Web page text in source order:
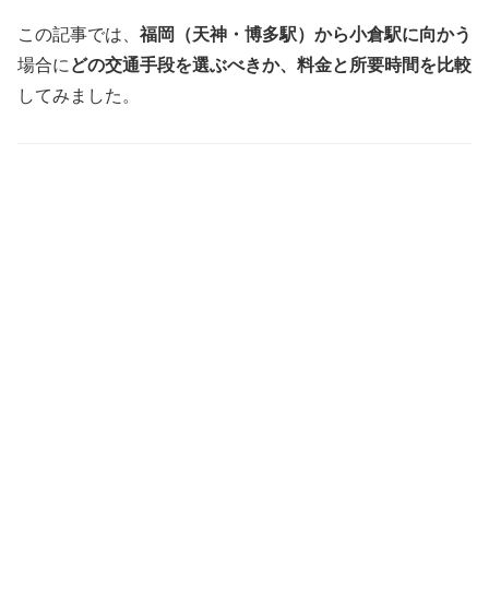
この記事では、 福岡（天神・博多駅）から小倉駅に向かう
場合に どの交通手段を選ぶべきか、料金と所要時間を比較
してみました。